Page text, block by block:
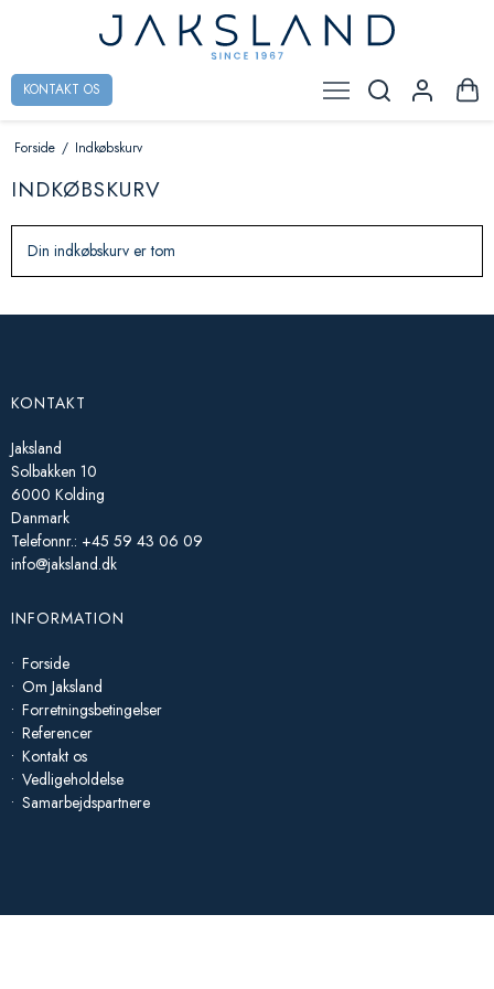
KONTAKT OS
Forside / Indkøbskurv
INDKØBSKURV
Din indkøbskurv er tom
KONTAKT
Jaksland
Solbakken 10
6000 Kolding
Danmark
Telefonnr.: +45 59 43 06 09
info@jaksland.dk
INFORMATION
Forside
Om Jaksland
Forretningsbetingelser
Referencer
Kontakt os
Vedligeholdelse
Samarbejdspartnere